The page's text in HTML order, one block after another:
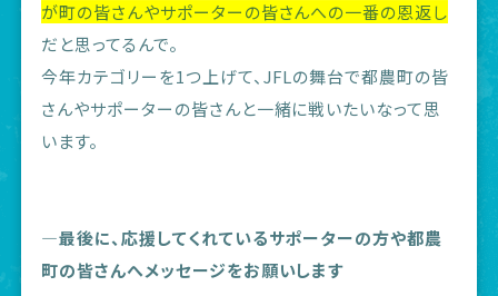
が町の皆さんやサポーターの皆さんへの一番の恩返し
だと思ってるんで。
今年カテゴリーを1つ上げて、JFLの舞台で都農町の皆
さんやサポーターの皆さんと一緒に戦いたいなって思
います。
―最後に、応援してくれているサポーターの方や都農
町の皆さんへメッセージをお願いします